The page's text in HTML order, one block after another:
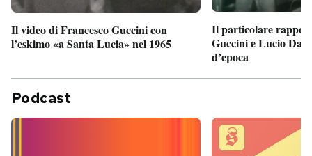
Il video di Francesco Guccini con
l’eskimo «a Santa Lucia» nel 1965
Il particolare
Guccini e Lucio
d’epoca
Podcast